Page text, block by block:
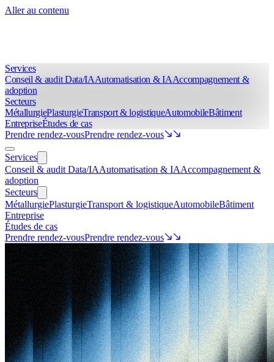
Aller au contenu
Services
Conseil & audit Data/IAAutomatisation & IAAccompagnement &
adoption
Secteurs
MétallurgiePlasturgieTransport & logistiqueAutomobileBâtiment
EntrepriseÉtudes de cas
Prendre rendez-vousPrendre rendez-vous
Services
Conseil & audit Data/IAAutomatisation & IAAccompagnement &
adoption
Secteurs
MétallurgiePlasturgieTransport & logistiqueAutomobileBâtiment
Entreprise
Études de cas
Prendre rendez-vousPrendre rendez-vous